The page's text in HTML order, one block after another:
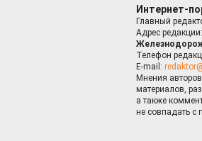
Интернет-
Главный
Адрес редакции:
Телефон
E-mail:
Мнения
материалов,
а также
не совпадать с